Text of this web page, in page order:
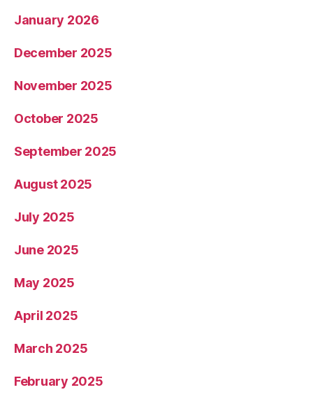
January 2026
December 2025
November 2025
October 2025
September 2025
August 2025
July 2025
June 2025
May 2025
April 2025
March 2025
February 2025